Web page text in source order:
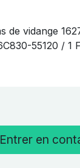
de vidange
55120 / 1
Entrer en